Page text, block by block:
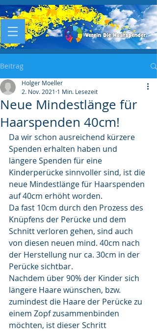
Beitrag
Neue Mindestlänge für
Haarspenden 40cm!
Holger Moeller
2. Nov. 2021 1 Min. Lesezeit
Da wir schon ausreichend kürzere
Spenden erhalten haben und
längere Spenden für eine
Kinderperücke sinnvoller sind, ist die
neue Mindestlänge für Haarspenden
auf 40cm erhöht worden.
Da fast 10cm durch den Prozess des
Knüpfens der Perücke und dem
Schnitt verloren gehen, sind auch
von diesen neuen mind. 40cm nach
der Herstellung nur ca. 30cm in der
Perücke sichtbar.
Nachdem über 90% der Kinder sich
längere Haare wünschen, bzw.
zumindest die Haare der Perücke zu
einem Zopf zusammenbinden
möchten, ist dieser Schritt